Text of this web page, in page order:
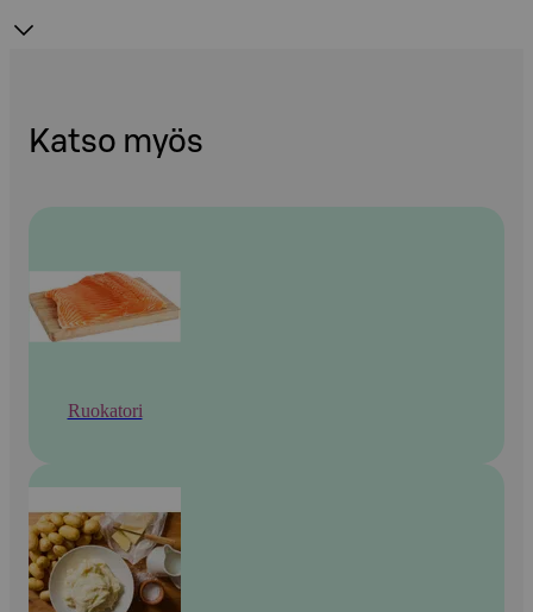
Katso myös
Ruokatori